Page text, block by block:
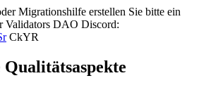
Migrationshilfe erstellen Sie bitte ein
Validators DAO Discord:
CkYR